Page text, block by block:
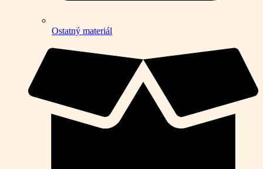
Ostatný materiál